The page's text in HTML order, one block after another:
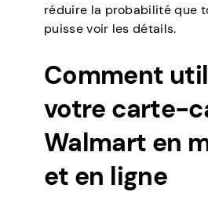
réduire la probabilité que
puisse voir les détails.
Comment
votre carte-
Walmart en
et en ligne